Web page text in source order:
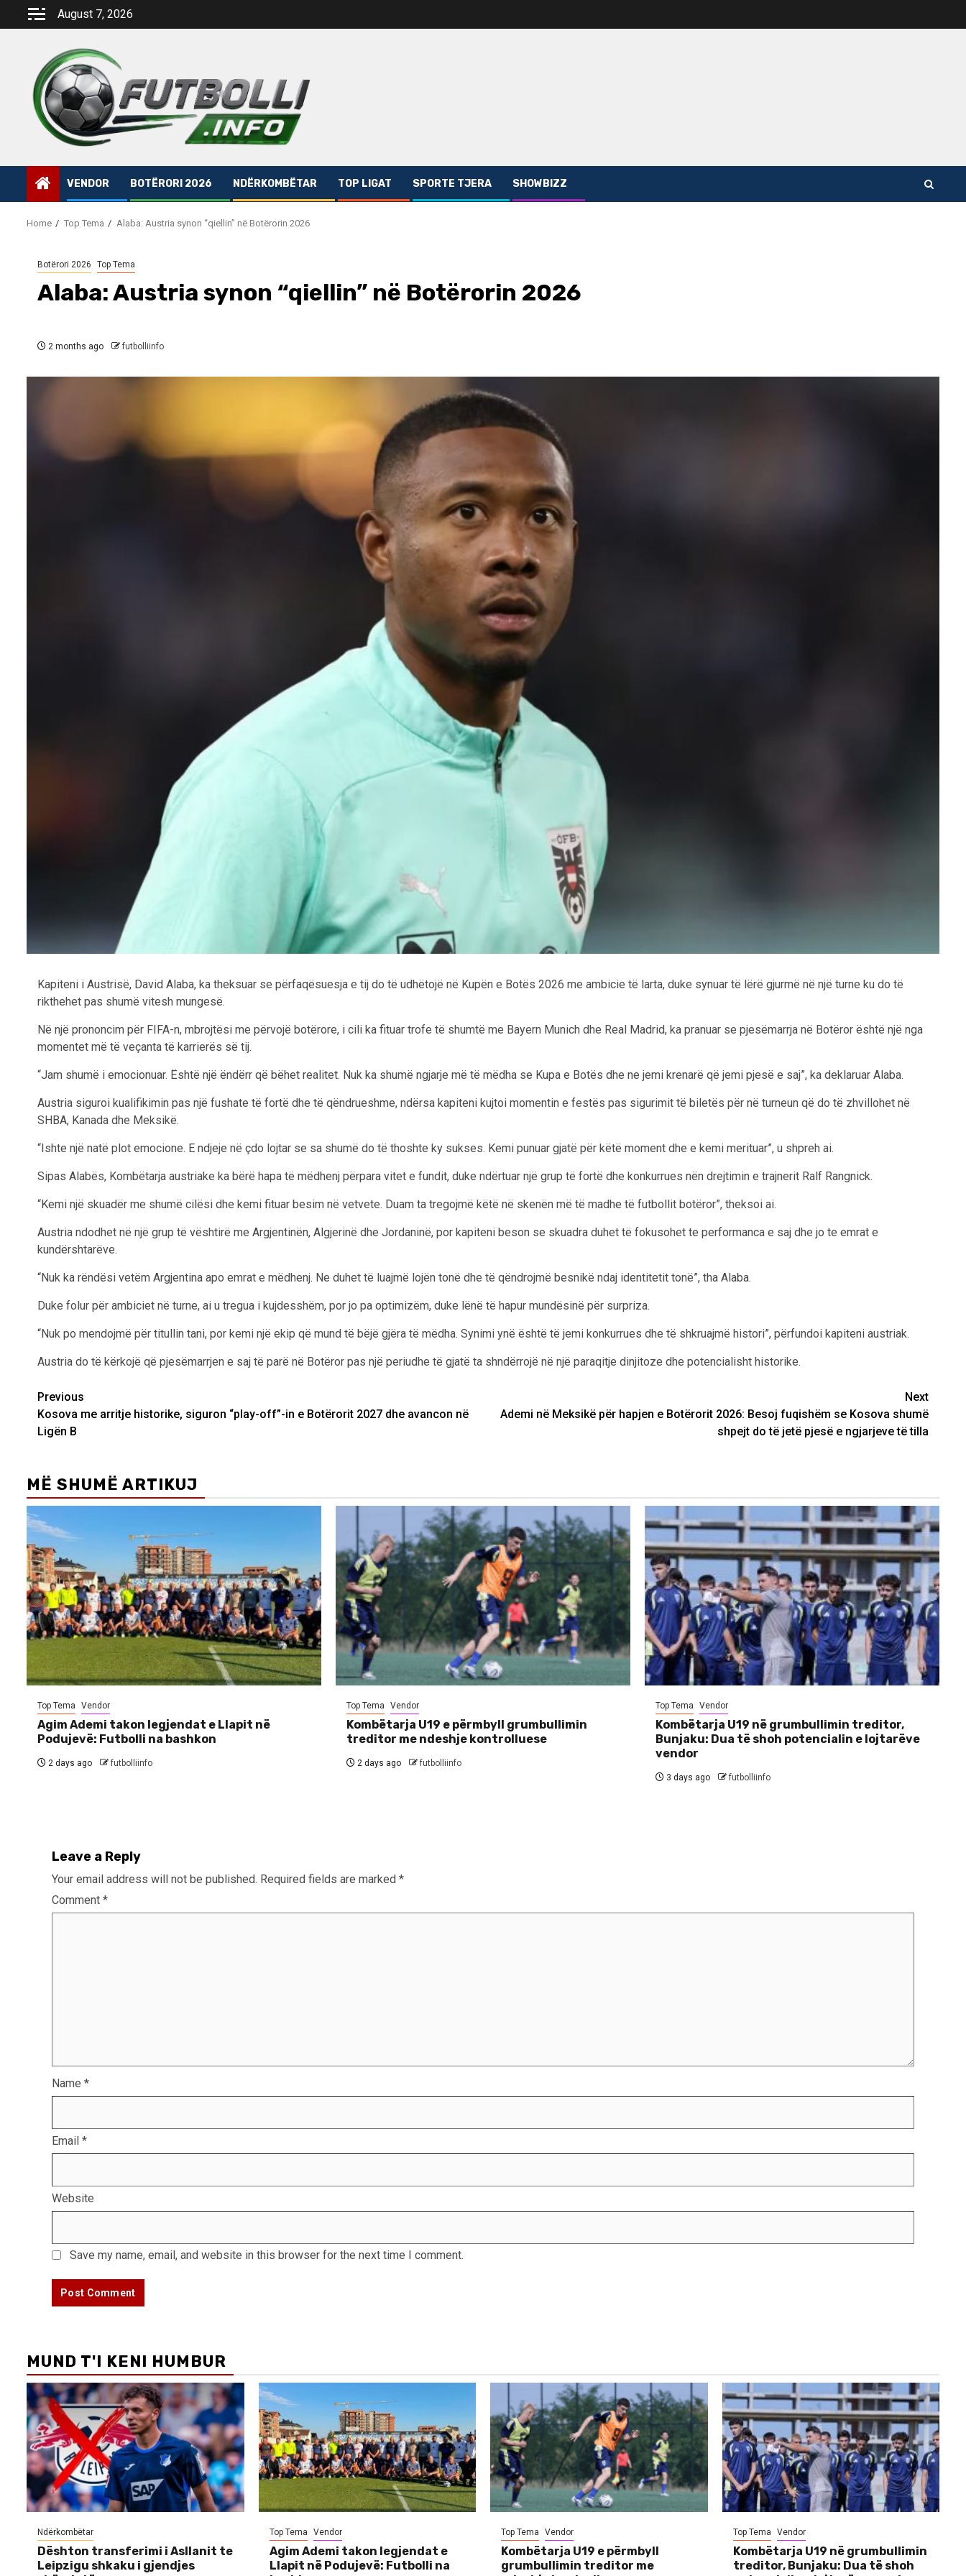
August 7, 2026
VENDOR BOTËRORI 2026 NDËRKOMBËTAR TOP LIGAT SPORTE TJERA SHOWBIZZ
Home Top Tema Alaba: Austria synon “qiellin” në Botërorin 2026
Botërori 2026 Top Tema
Alaba: Austria synon “qiellin” në Botërorin 2026
2 months ago futbolliinfo
Kapiteni i Austrisë, David Alaba, ka theksuar se përfaqësuesja e tij do të udhëtojë në Kupën e Botës 2026 me ambicie të larta, duke synuar të lërë gjurmë në një turne ku do të
rikthehet pas shumë vitesh mungesë.
Në një prononcim për FIFA-n, mbrojtësi me përvojë botërore, i cili ka fituar trofe të shumtë me Bayern Munich dhe Real Madrid, ka pranuar se pjesëmarrja në Botëror është një nga
momentet më të veçanta të karrierës së tij.
“Jam shumë i emocionuar. Është një ëndërr që bëhet realitet. Nuk ka shumë ngjarje më të mëdha se Kupa e Botës dhe ne jemi krenarë që jemi pjesë e saj”, ka deklaruar Alaba.
Austria siguroi kualifikimin pas një fushate të fortë dhe të qëndrueshme, ndërsa kapiteni kujtoi momentin e festës pas sigurimit të biletës për në turneun që do të zhvillohet në
SHBA, Kanada dhe Meksikë.
“Ishte një natë plot emocione. E ndjeje në çdo lojtar se sa shumë do të thoshte ky sukses. Kemi punuar gjatë për këtë moment dhe e kemi merituar”, u shpreh ai.
Sipas Alabës, Kombëtarja austriake ka bërë hapa të mëdhenj përpara vitet e fundit, duke ndërtuar një grup të fortë dhe konkurrues nën drejtimin e trajnerit Ralf Rangnick.
“Kemi një skuadër me shumë cilësi dhe kemi fituar besim në vetvete. Duam ta tregojmë këtë në skenën më të madhe të futbollit botëror”, theksoi ai.
Austria ndodhet në një grup të vështirë me Argjentinën, Algjerinë dhe Jordaninë, por kapiteni beson se skuadra duhet të fokusohet te performanca e saj dhe jo te emrat e
kundërshtarëve.
“Nuk ka rëndësi vetëm Argjentina apo emrat e mëdhenj. Ne duhet të luajmë lojën tonë dhe të qëndrojmë besnikë ndaj identitetit tonë”, tha Alaba.
Duke folur për ambiciet në turne, ai u tregua i kujdesshëm, por jo pa optimizëm, duke lënë të hapur mundësinë për surpriza.
“Nuk po mendojmë për titullin tani, por kemi një ekip që mund të bëjë gjëra të mëdha. Synimi ynë është të jemi konkurrues dhe të shkruajmë histori”, përfundoi kapiteni austriak.
Austria do të kërkojë që pjesëmarrjen e saj të parë në Botëror pas një periudhe të gjatë ta shndërrojë në një paraqitje dinjitoze dhe potencialisht historike.
Post
navigation
Previous
Kosova me arritje historike, siguron “play-off”-in e Botërorit 2027 dhe avancon në
Ligën B
Next
Ademi në Meksikë për hapjen e Botërorit 2026: Besoj fuqishëm se Kosova shumë
shpejt do të jetë pjesë e ngjarjeve të tilla
MË SHUMË ARTIKUJ
Top Tema Vendor
Agim Ademi takon legjendat e Llapit në
Podujevë: Futbolli na bashkon
2 days ago futbolliinfo
Top Tema Vendor
Kombëtarja U19 e përmbyll grumbullimin
treditor me ndeshje kontrolluese
2 days ago futbolliinfo
Top Tema Vendor
Kombëtarja U19 në grumbullimin treditor,
Bunjaku: Dua të shoh potencialin e lojtarëve
vendor
3 days ago futbolliinfo
Leave a Reply
Your email address will not be published. Required fields are marked *
Comment *
Name *
Email *
Website
Save my name, email, and website in this browser for the next time I comment.
MUND T'I KENI HUMBUR
Ndërkombëtar
Dështon transferimi i Asllanit te
Leipzigu shkaku i gjendjes
Top Tema Vendor
Agim Ademi takon legjendat e
Llapit në Podujevë: Futbolli na
Top Tema Vendor
Kombëtarja U19 e përmbyll
grumbullimin treditor me
Top Tema Vendor
Kombëtarja U19 në grumbullimin
treditor, Bunjaku: Dua të shoh